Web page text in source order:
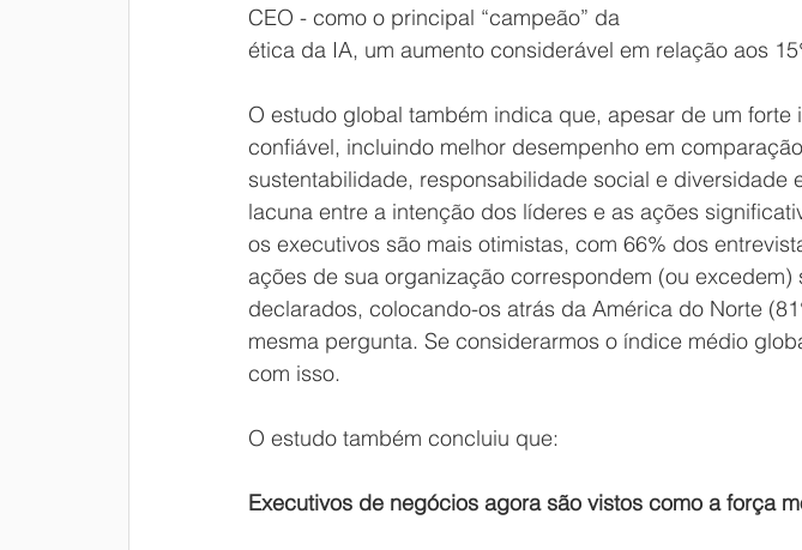
CEO - como o principal “campeão” da
ética da IA, um aumento considerável em relação aos
O estudo global também indica que, apesar de um forte
confiável, incluindo melhor desempenho em
sustentabilidade, responsabilidade social e diversidade
lacuna entre a intenção dos líderes e as ações
os executivos são mais otimistas, com 66% dos
ações de sua organização correspondem (ou
declarados, colocando-os atrás da América do Norte
mesma pergunta. Se considerarmos o índice médio
com isso.
O estudo também concluiu que:
Executivos de negócios agora são vistos como a força